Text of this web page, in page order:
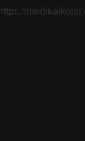
https://